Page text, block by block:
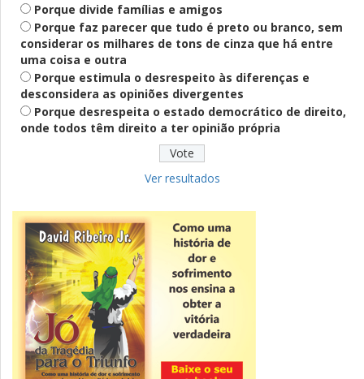
Definido
PT lança Patrus Ananias como candidato
ao governo de Minas Gerais
Fies: pré-selecionados têm até terça
para complementar informações
Novidade
CNPJ alfanumérico começa a ser emitido
nesta sexta
ver todas »
Porque divide famílias e amigos
Porque faz parecer que tudo é preto ou branco, sem
considerar os milhares de tons de cinza que há entre
uma coisa e outra
Porque estimula o desrespeito às diferenças e
desconsidera as opiniões divergentes
Porque desrespeita o estado democrático de direito,
onde todos têm direito a ter opinião própria
Ver resultados